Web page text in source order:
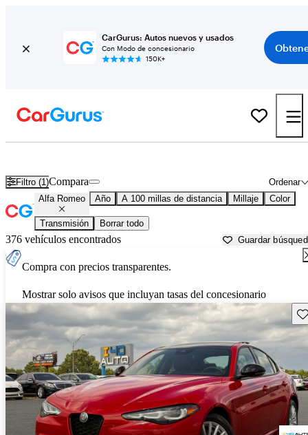
CarGurus: Autos nuevos y usados
Con Modo de concesionario
150K+
Filtro (1) Ordenar
Compara
Alfa Romeo Año A 100 millas de distancia Millaje Color
Transmisión Borrar todo
376 vehículos encontrados Guardar
Compra con precios transparentes.
Mostrar solo avisos que incluyan tasas del concesionario